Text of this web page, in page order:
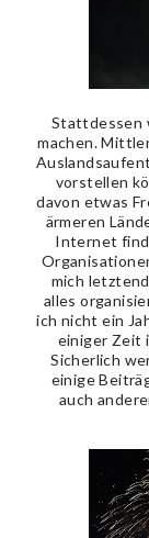
Stattdessen
machen.
vorstellen
davon etwas
ärmeren
Internet
mich
alles
ich nicht ein
einiger Zeit
Sicherlich
einige
auch